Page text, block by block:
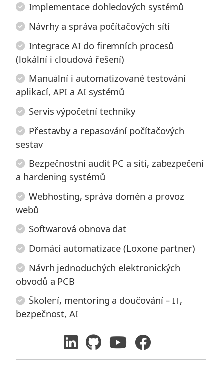
Implementace dohledových systémů
Návrhy a správa počítačových sítí
Integrace AI do firemních procesů
(lokální i cloudová řešení)
Manuální i automatizované testování
aplikací, API a AI systémů
Servis výpočetní techniky
Přestavby a repasování počítačových
sestav
Bezpečnostní audit PC a sítí, zabezpečení
a hardening systémů
Webhosting, správa domén a provoz
webů
Softwarová obnova dat
Domácí automatizace (Loxone partner)
Návrh jednoduchých elektronických
obvodů a PCB
Školení, mentoring a doučování – IT,
bezpečnost, AI